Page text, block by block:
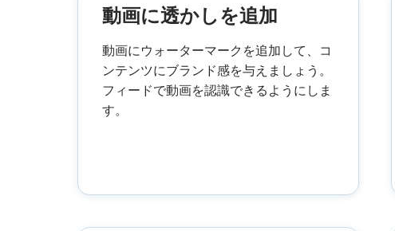
動画に透かしを追加
動画にウォーターマークを追加して、コ
ンテンツにブランド感を与えましょう。
フィードで動画を認識できるようにしま
す。